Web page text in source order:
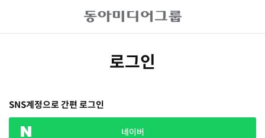
로그인
SNS계정으로 간편 로그인
네이버